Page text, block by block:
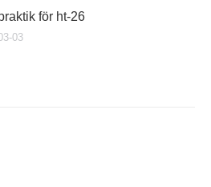
för ht-26
03